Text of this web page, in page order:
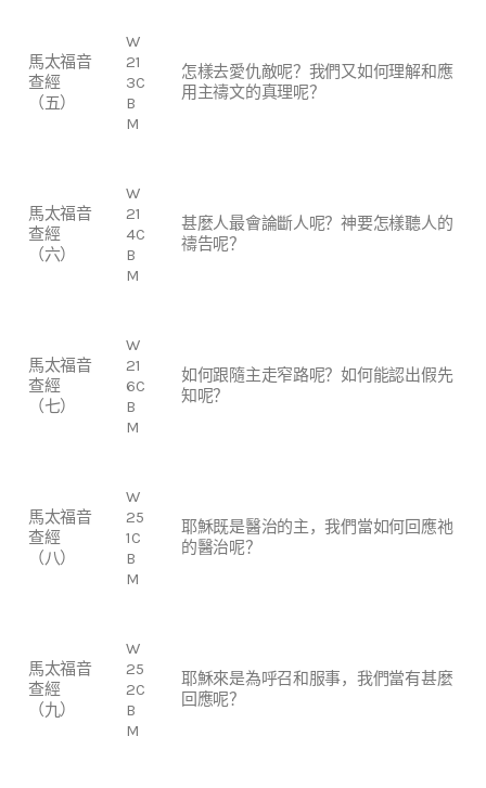
馬太福音
查經
（五）
W
21
3C
B
M
怎樣去愛仇敵呢？我們又如何理解和應
用主禱文的真理呢？
馬太福音
查經
（六）
W
21
4C
B
M
甚麼人最會論斷人呢？神要怎樣聽人的
禱告呢？
馬太福音
查經
（七）
W
21
6C
B
M
如何跟隨主走窄路呢？如何能認出假先
知呢？
馬太福音
查經
（八）
W
25
1C
B
M
耶穌既是醫治的主，我們當如何回應祂
的醫治呢？
馬太福音
查經
（九）
W
25
2C
B
M
耶穌來是為呼召和服事，我們當有甚麼
回應呢？